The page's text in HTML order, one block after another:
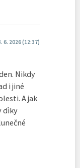
6. 2026 (12:37)
Nikdy
i jiné
A jak
dìky